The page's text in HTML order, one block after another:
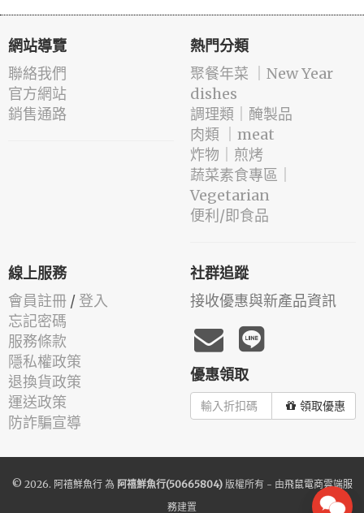
網站導覽
聯絡我們
官方網站
銷售通路
熱門分類
️聚餐年菜 ｜New Year
dishes
️調理類｜醃製品
肉類 ｜meat
️炸物｜煎烤
蔬菜素食專區｜
Vegetarian
便利/即食品
線上服務
會員註冊 / 登入
忘記密碼
服務條款
隱私權政策
退換貨政策
運送政策
防詐騙宣導
社群追蹤
接收優惠與新產品資訊
優惠領取
領取優惠
© 2026. 阿禧鮮魚行為 阿禧鮮魚行(50665804)版權所有 - 由飛鼠電商雲端服
務建置